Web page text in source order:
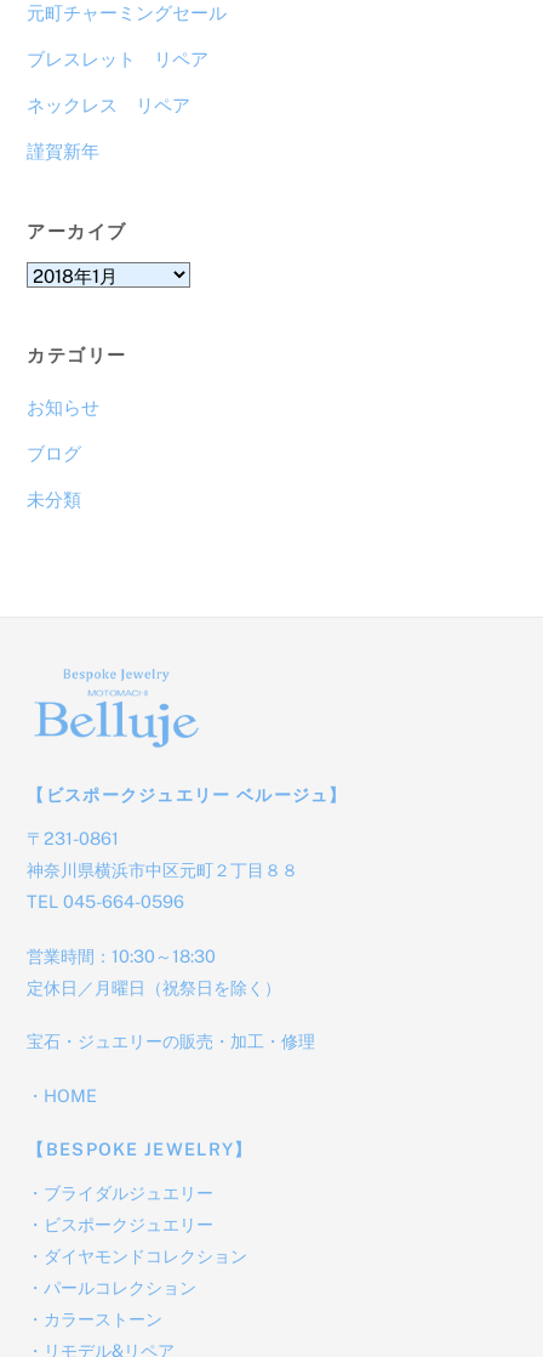
元町チャーミングセール
ブレスレット リペア
ネックレス リペア
謹賀新年
アーカイブ
ア
イ
ブ
カテゴリー
お知らせ
ブログ
未分類
【ビスポークジュエリー ベルージュ】
〒231-0861
神奈川県横浜市中区元町２丁目８８
TEL 045-664-0596
営業時間：10:30～18:30
定休日／月曜日（祝祭日を除く）
宝石・ジュエリーの販売・加工・修理
・ HOME
【BESPOKE JEWELRY】
・ ブライダルジュエリー
・ ビスポークジュエリー
・ ダイヤモンドコレクション
・ パールコレクション
・ カラーストーン
・ リモデル&リペア